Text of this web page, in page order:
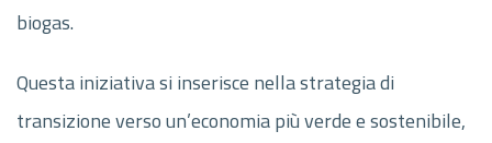
biogas.
Questa iniziativa si inserisce nella strategia di
transizione verso un’economia più verde e sostenibile,